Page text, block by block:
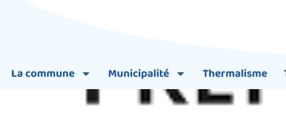
La commune Municipalité Thermalisme